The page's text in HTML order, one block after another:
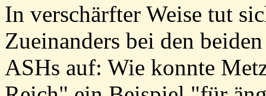
In verschärfter Weise tut
Zueinanders bei den
ASHs auf: Wie konnte